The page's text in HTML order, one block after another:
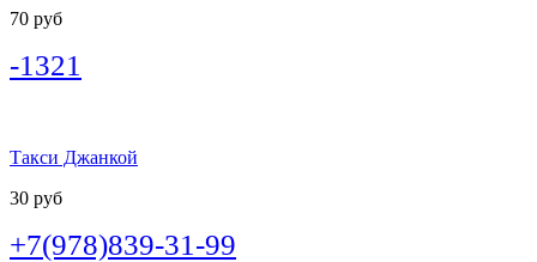
70 руб
-1321
Такси Джанкой
30 руб
+7(978)839-31-99